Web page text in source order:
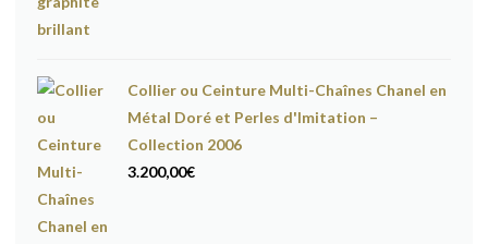
Collier ou Ceinture Multi-Chaînes Chanel en
Métal Doré et Perles d'Imitation –
Collection 2006
3.200,00€